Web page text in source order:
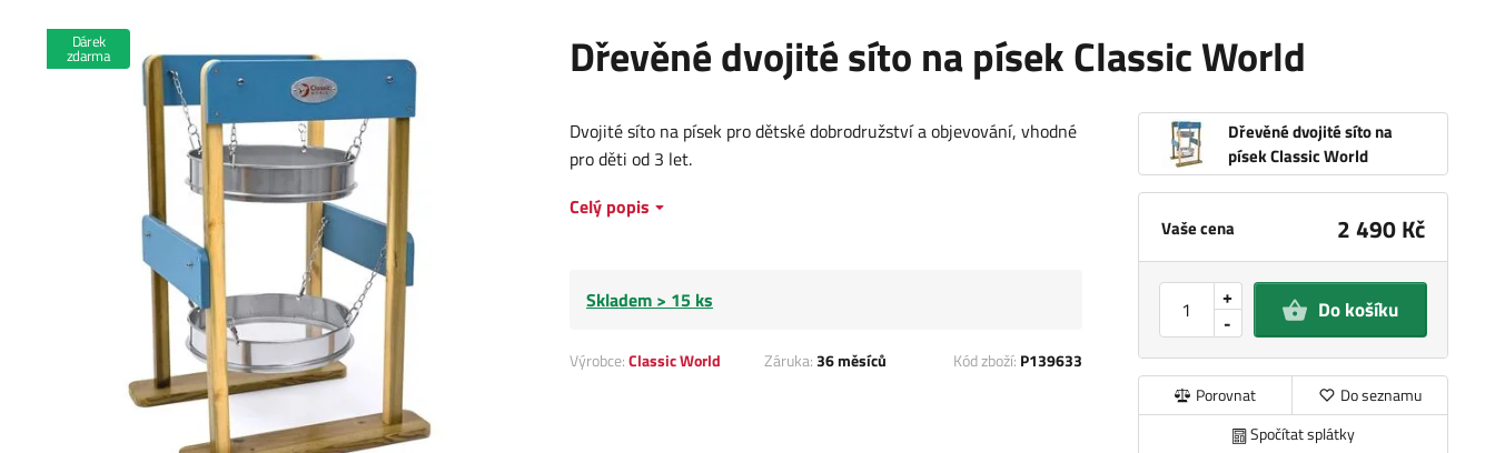
Dřevěné dvojité síto na písek Classic World
Dárek
zdarma
Dřevěné dvojité síto na
písek Classic World
Vaše cena 2 490 Kč
-
+ Do košíku
Porovnat
Do seznamu
Spočítat splátky
Dvojité síto na písek pro dětské dobrodružství a objevování, vhodné
pro děti od 3 let.
Celý popis
Skladem > 15 ks
Výrobce:Classic World Záruka:36 měsíců Kód zboží: P139633